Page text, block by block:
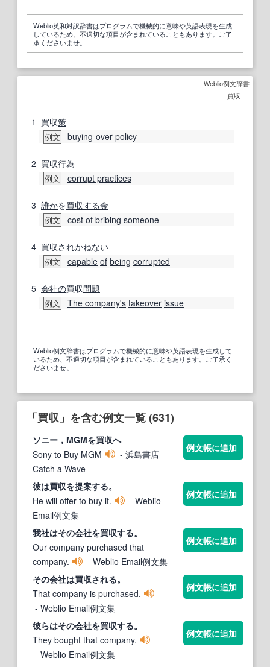
Weblio英和対訳辞書はプログラムで機械的に意味や英語表現を生成
しているため、不適切な項目が含まれていることもあります。ご了
承くださいませ。
Weblio例文辞書
買収
1 買収策
例文 buying-over policy
2 買収行為
例文 corrupt practices
3 誰かを買収する金
例文 cost of bribing someone
4 買収されかねない
例文 capable of being corrupted
5 会社の買収問題
例文 The company's takeover issue
Weblio例文辞書はプログラムで機械的に意味や英語表現を生成して
いるため、不適切な項目が含まれていることもあります。ご了承く
ださいませ。
「買収」を含む例文一覧 (631)
ソニー，MGMを買収へ
Sony to Buy MGM
- 浜島書店
Catch a Wave
例文帳に追加
彼は買収を提案する。
He will offer to buy it.
- Weblio
Email例文集
例文帳に追加
我社はその会社を買収する。
Our company purchased that
company.
- Weblio Email例文集
例文帳に追加
その会社は買収される。
That company is purchased.
- Weblio Email例文集
例文帳に追加
彼らはその会社を買収する。
They bought that company.
- Weblio Email例文集
例文帳に追加